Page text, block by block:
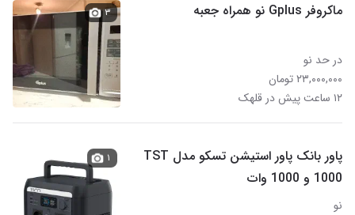
ماکروفر Gplus نو همراه جعبه
در حد نو
۲۳,۰۰۰,۰۰۰ تومان
۱۲ ساعت پیش در قلهک
۳
پاور بانک پاور استیشن تسکو مدل TST
1000 و 1000 وات
نو
۱